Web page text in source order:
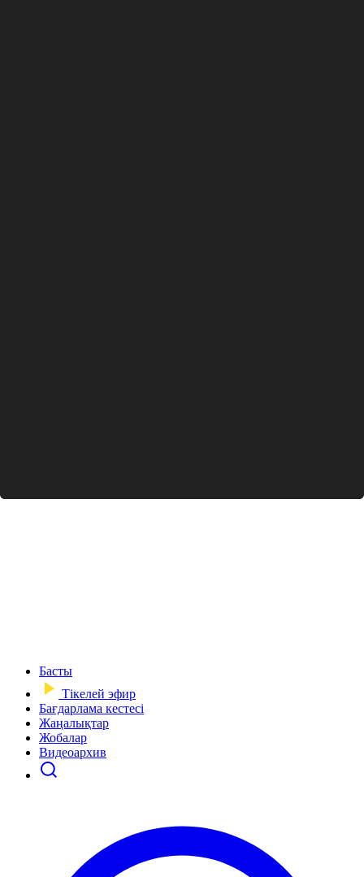
Басты
Тікелей эфир
Бағдарлама кестесі
Жаңалықтар
Жобалар
Видеоархив